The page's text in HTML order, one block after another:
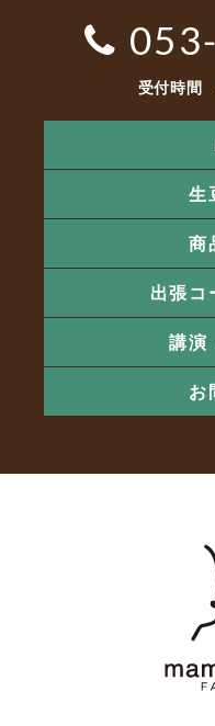
受付時間
生
商
出張コ
講演
お